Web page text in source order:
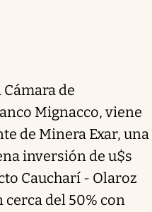
de
Mignacco, viene
de Minera Exar, una
inversión de u$s
Caucharí - Olaroz
cerca del 50% con